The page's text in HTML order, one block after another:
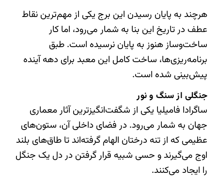
هرچند به پایان رسیدن این برج یکی از مهم‌ترین نقاط
عطف در تاریخ این بنا به شمار می‌رود، اما کار
ساخت‌وساز هنوز به پایان نرسیده است. طبق
برنامه‌ریزی‌ها، ساخت کامل این معبد برای دهه آینده
پیش‌بینی شده است.
جنگلی از سنگ و نور
ساگرادا فامیلیا یکی از شگفت‌انگیزترین آثار معماری
جهان به شمار می‌رود. در فضای داخلی آن، ستون‌های
عظیمی که از تنه درختان الهام گرفته‌اند تا طاق‌های بلند
اوج می‌گیرند و حسی شبیه قرار گرفتن در دل یک جنگل
را ایجاد می‌کنند.